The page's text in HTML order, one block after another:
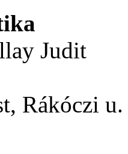
Judit
Rákóczi